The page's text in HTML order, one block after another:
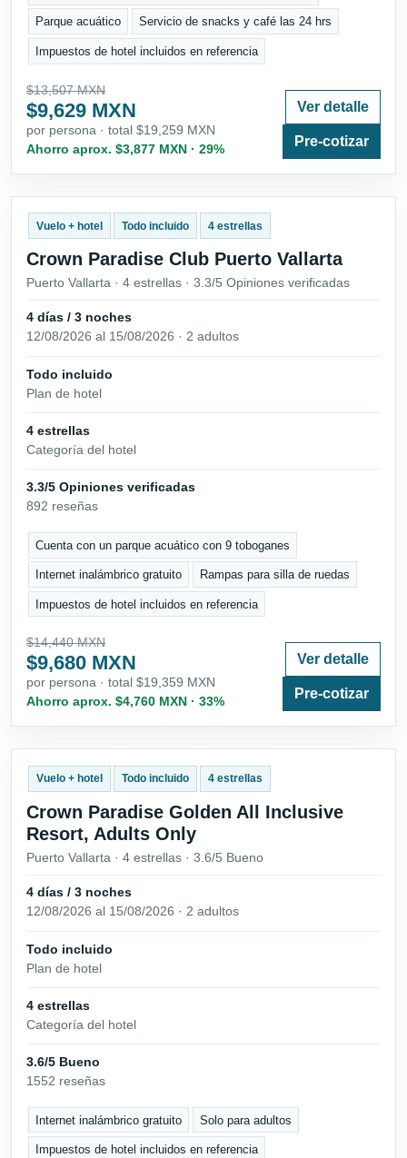
Parque acuático Servicio de snacks y café las 24 hrs
Impuestos de hotel incluidos en referencia
$13,507 MXN
$9,629 MXN
por persona · total $19,259 MXN
Ahorro aprox. $3,877 MXN · 29%
Ver detalle
Pre-cotizar
Vuelo + hotel Todo incluido 4 estrellas
Crown Paradise Club Puerto Vallarta
Puerto Vallarta · 4 estrellas · 3.3/5 Opiniones verificadas
4 días / 3 noches
12/08/2026 al 15/08/2026 · 2 adultos
Todo incluido
Plan de hotel
4 estrellas
Categoría del hotel
3.3/5 Opiniones verificadas
892 reseñas
Cuenta con un parque acuático con 9 toboganes
Internet inalámbrico gratuito Rampas para silla de ruedas
Impuestos de hotel incluidos en referencia
$14,440 MXN
$9,680 MXN
por persona · total $19,359 MXN
Ahorro aprox. $4,760 MXN · 33%
Ver detalle
Pre-cotizar
Vuelo + hotel Todo incluido 4 estrellas
Crown Paradise Golden All Inclusive
Resort, Adults Only
Puerto Vallarta · 4 estrellas · 3.6/5 Bueno
4 días / 3 noches
12/08/2026 al 15/08/2026 · 2 adultos
Todo incluido
Plan de hotel
4 estrellas
Categoría del hotel
3.6/5 Bueno
1552 reseñas
Internet inalámbrico gratuito Solo para adultos
Impuestos de hotel incluidos en referencia